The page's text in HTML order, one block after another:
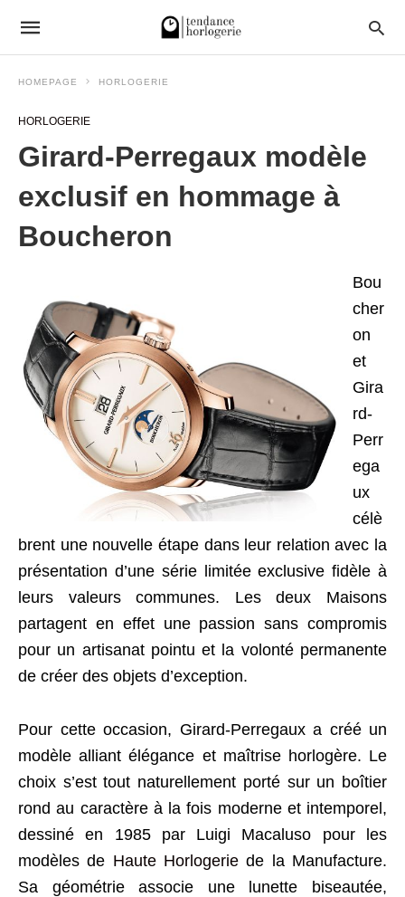
HOMEPAGE HORLOGERIE
HORLOGERIE
Girard-Perregaux modèle
exclusif en hommage à
Boucheron
Bou
cher
on
et
Gira
rd-
Perr
ega
ux
célè
brent une nouvelle étape dans leur relation avec la
présentation d’une série limitée exclusive fidèle à
leurs valeurs communes. Les deux Maisons
partagent en effet une passion sans compromis
pour un artisanat pointu et la volonté permanente
de créer des objets d’exception.
Pour cette occasion, Girard-Perregaux a créé un
modèle alliant élégance et maîtrise horlogère. Le
choix s’est tout naturellement porté sur un boîtier
rond au caractère à la fois moderne et intemporel,
dessiné en 1985 par Luigi Macaluso pour les
modèles de Haute Horlogerie de la Manufacture.
Sa géométrie associe une lunette biseautée,